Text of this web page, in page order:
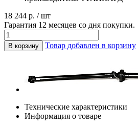
18 244 р. / шт
Гарантия 12 месяцев со дня покупки.
В корзину Товар добавлен в корзину
Технические характеристики
Информация о товаре